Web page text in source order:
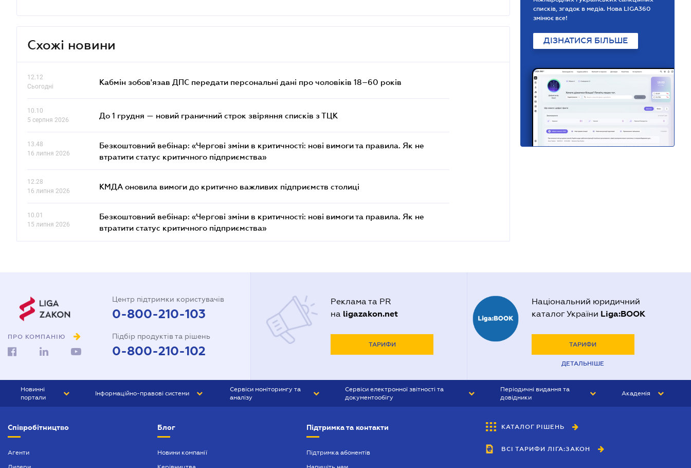
Схожі новини
12.12
Сьогодні
Кабмін зобов'язав ДПС передати персональні дані про чоловіків 18–60 років
10.10
5 серпня 2026
До 1 грудня — новий граничний строк звіряння списків з ТЦК
13.48
16 липня 2026
Безкоштовний вебінар: «Чергові зміни в критичності: нові вимоги та правила. Як не
втратити статус критичного підприємства»
12.28
16 липня 2026
КМДА оновила вимоги до критично важливих підприємств столиці
10.01
15 липня 2026
Безкоштовний вебінар: «Чергові зміни в критичності: нові вимоги та правила. Як не
втратити статус критичного підприємства»
списків, згадок в медіа. Нова LIGA360
змінює все!
ДІЗНАТИСЯ БІЛЬШЕ
ПРО КОМПАНІЮ
Центр підтримки користувачів
0-800-210-103
Підбір продуктів та рішень
0-800-210-102
Реклама та PR
на ligazakon.net
ТАРИФИ
Національний юридичний
каталог України Liga:BOOK
ТАРИФИ
ДЕТАЛЬНІШЕ
Новинні
портали
БІЗНЕС
Інформаційно-правові системи
Сервіси моніторингу та
аналізу
Сервіси електронної звітності та
документообігу
Періодичні видання та
довідники
БУХГАЛТЕР&ЗАКОН
ВІСНИК МСФЗ
Академія
Співробітництво
Агенти
Блог
Новини компанії
Підтримка та контакти
Підтримка абонентів
КАТАЛОГ РІШЕНЬ
ВСІ ТАРИФИ ЛІГА:ЗАКОН